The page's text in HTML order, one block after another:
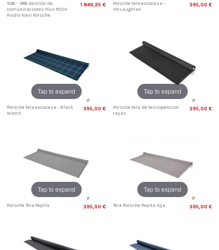
996 - 986 Gestión de
comunicaciones Plus PCCM
Radio Navi Porsche
1.849,25 €
Porsche tela escocesa -
McLaughlan
395,00 €
Tap to expand
Porsche tela escocesa - Black
Watch
395,00 €
Tap to expand
Porsche tela de terciopelo con
rayas
395,00 €
Tap to expand
Porsche Tela Pepita 395,00 €
Tap to expand
Tela Porsche Pepita roja 395,00 €